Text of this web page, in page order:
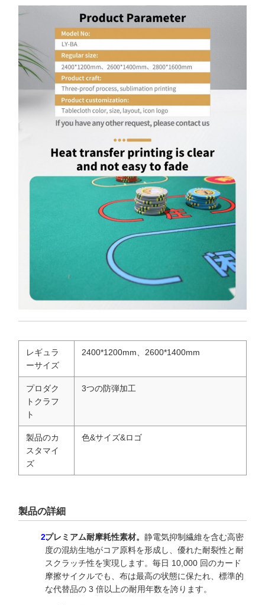
レギュラ
ーサイズ
2400*1200mm、2600*1400mm
プロダク
トクラフ
ト
3つの防弾加工
製品のカ
スタマイ
ズ
色&サイズ&ロゴ
製品の詳細
プレミアム耐摩耗性素材。 静電気抑制繊維を含む高密
度の混紡生地がコア原料を形成し、優れた耐裂性と耐
スクラッチ性を実現します。毎日 10,000 回のカード
摩擦サイクルでも、布は最高の状態に保たれ、標準的
な代替品の 3 倍以上の耐用年数を誇ります。